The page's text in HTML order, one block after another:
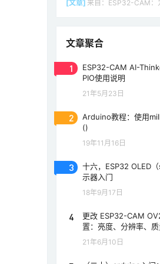
[文章] 来自： ESP32-CAM：为 Web 服务器（
文章聚合
1
ESP32-CAM AI-
PIO使用说明
21年5月23日
2
Arduino教程：使用
()
19年11月16日
3
十六，ESP32 OLED
示器入门
18年9月17日
4
更改 ESP32-CAM
置：亮度、分辨率、
21年6月10日